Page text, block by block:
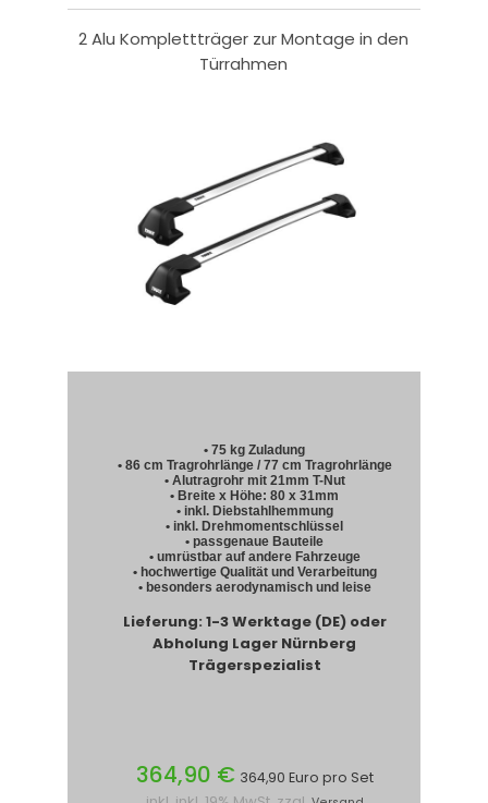
2 Alu Komplettträger zur Montage in den
Türrahmen
• 75 kg Zuladung
• 86 cm Tragrohrlänge / 77 cm Tragrohrlänge
• Alutragrohr mit 21mm T-Nut
• Breite x Höhe: 80 x 31mm
• inkl. Diebstahlhemmung
• inkl. Drehmomentschlüssel
• passgenaue Bauteile
• umrüstbar auf andere Fahrzeuge
• hochwertige Qualität und Verarbeitung
• besonders aerodynamisch und leise
Lieferung: 1-3 Werktage (DE) oder
Abholung Lager Nürnberg
Trägerspezialist
364,90 € 364,90 Euro pro Set